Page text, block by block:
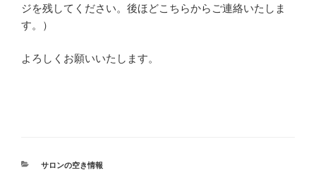
ジを残してください。後ほどこちらからご連絡いたしま
す。
）
よろしくお願いいたします。
カ
サロンの空き情報